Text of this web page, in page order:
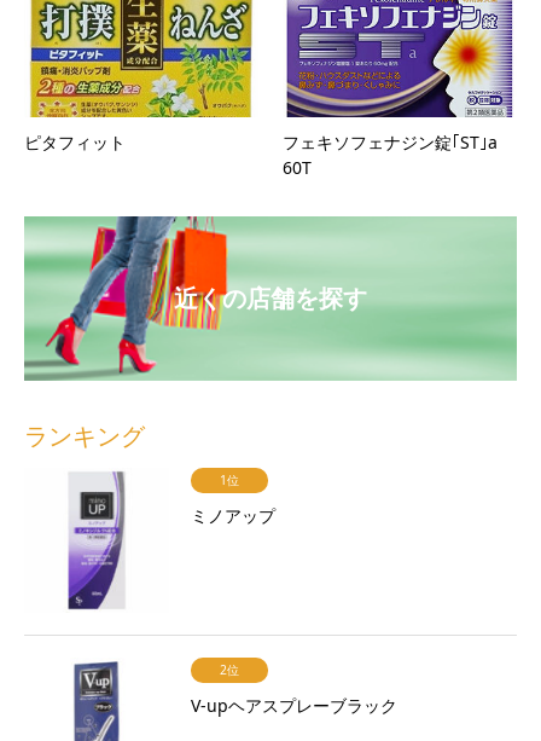
ピタフィット
フェキソフェナジン錠｢ST｣a
60T
近くの店舗を探す
ランキング
1位
ミノアップ
2位
V-upヘアスプレーブラック